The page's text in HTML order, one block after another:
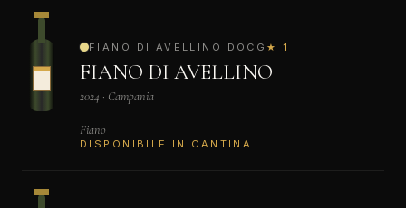
FIANO DI AVELLINO DOCG ★ 1
FIANO DI AVELLINO
2024 · Campania
Fiano
DISPONIBILE IN CANTINA